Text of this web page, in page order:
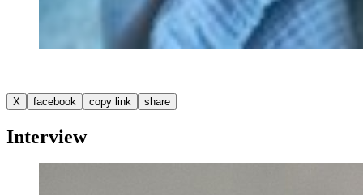
X facebook copy link share
Interview